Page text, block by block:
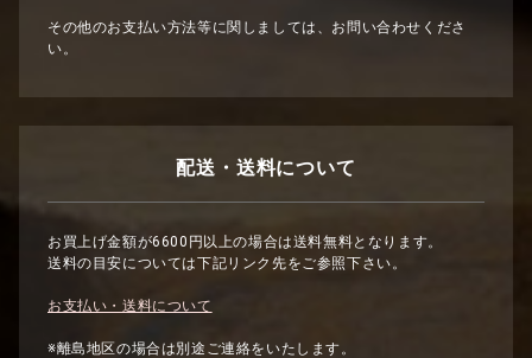
その他のお支払い方法等に関しましては、お問い合わせくださ
い。
配送・送料について
お買上げ金額が6600円以上の場合は送料無料となります。
送料の目安については下記リンク先をご参照下さい。
お支払い・送料について
※離島地区の場合は別途ご連絡をいたします。